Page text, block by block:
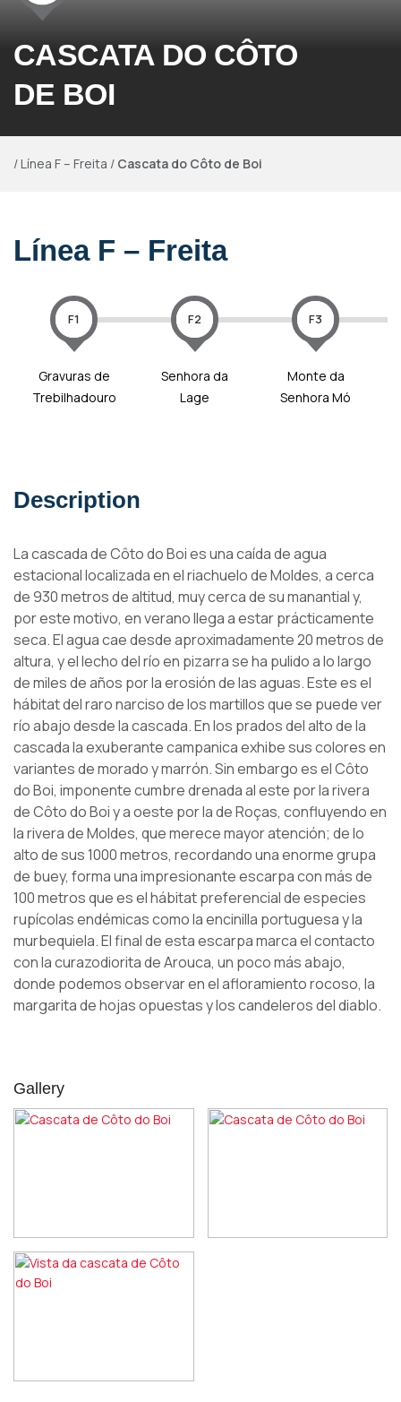
CASCATA DO CÔTO
DE BOI
/Línea F – Freita / Cascata do Côto de Boi
Línea F – Freita
F1
Gravuras de
Trebilhadouro
F2
Senhora da
Lage
F3
Monte da
Senhora Mó
Description
La cascada de Côto do Boi es una caída de agua
estacional localizada en el riachuelo de Moldes, a cerca
de 930 metros de altitud, muy cerca de su manantial y,
por este motivo, en verano llega a estar prácticamente
seca. El agua cae desde aproximadamente 20 metros de
altura, y el lecho del río en pizarra se ha pulido a lo largo
de miles de años por la erosión de las aguas. Este es el
hábitat del raro narciso de los martillos que se puede ver
río abajo desde la cascada. En los prados del alto de la
cascada la exuberante campanica exhibe sus colores en
variantes de morado y marrón. Sin embargo es el Côto
do Boi, imponente cumbre drenada al este por la rivera
de Côto do Boi y a oeste por la de Roças, confluyendo en
la rivera de Moldes, que merece mayor atención; de lo
alto de sus 1000 metros, recordando una enorme grupa
de buey, forma una impresionante escarpa con más de
100 metros que es el hábitat preferencial de especies
rupícolas endémicas como la encinilla portuguesa y la
murbequiela. El final de esta escarpa marca el contacto
con la curazodiorita de Arouca, un poco más abajo,
donde podemos observar en el afloramiento rocoso, la
margarita de hojas opuestas y los candeleros del diablo.
Gallery